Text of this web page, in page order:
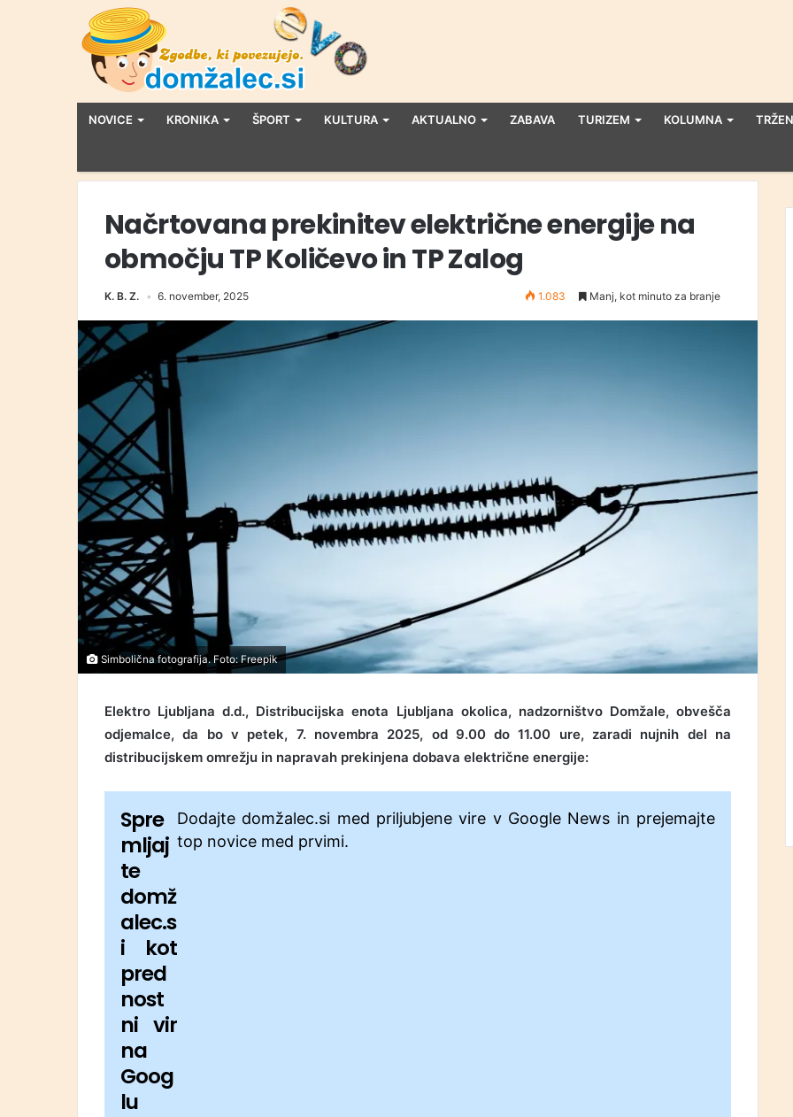
NOVICE KRONIKA ŠPORT KULTURA AKTUALNO ZABAVA TURIZEM KOLUMNA
Načrtovana prekinitev električne energije na
območju TP Količevo in TP Zalog
K. B. Z. 6. november, 2025 1.083 Manj, kot minuto za branje
Simbolična fotografija. Foto: Freepik
Elektro Ljubljana d.d., Distribucijska enota Ljubljana okolica, nadzorništvo Domžale, obvešča
odjemalce, da bo v petek, 7. novembra 2025, od 9.00 do 11.00 ure, zaradi nujnih del na
distribucijskem omrežju in napravah prekinjena dobava električne energije:
Spre
mljaj
te
domž
alec.s
i kot
pred
nost
ni vir
na
Goog
lu
Dodajte domžalec.si med priljubjene vire v Google News in prejemajte
top novice med prvimi.